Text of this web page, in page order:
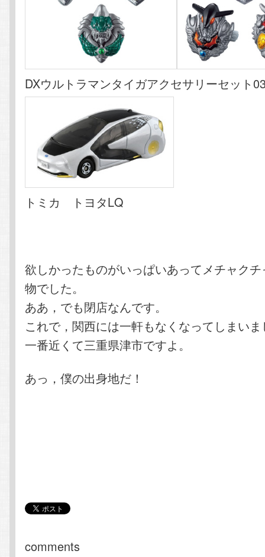
DXウルトラマンタイガアクセサリーセット
トミカ トヨタLQ
欲しかったものがいっぱいあってメチャク
物でした。
ああ，でも閉店なんです。
これで，関西には一軒もなくなってしまい
一番近くて三重県津市ですよ。
あっ，僕の出身地だ！
comments